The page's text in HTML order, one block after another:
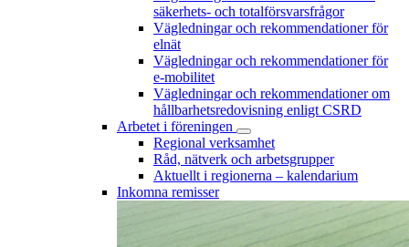
säkerhets- och totalförsvarsfrågor
Vägledningar och rekommendationer för
elnät
Vägledningar och rekommendationer för
e-mobilitet
Vägledningar och rekommendationer om
hållbarhetsredovisning enligt CSRD
Arbetet i föreningen
Regional verksamhet
Råd, nätverk och arbetsgrupper
Aktuellt i regionerna – kalendarium
Inkomna remisser